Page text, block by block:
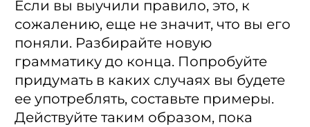
Если вы выучили правило, это, к
сожалению, еще не значит, что вы его
поняли. Разбирайте новую
грамматику до конца. Попробуйте
придумать в каких случаях вы будете
ее употреблять, составьте примеры.
Действуйте таким образом, пока